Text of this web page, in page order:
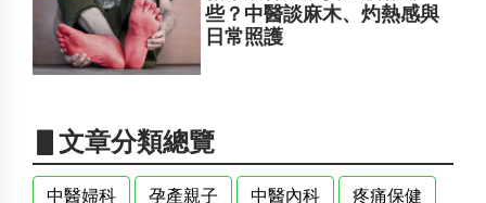
些？中醫談麻木、灼熱感與
日常照護
▋文章分類總覽
中醫婦科 孕產親子 中醫內科 疼痛保健